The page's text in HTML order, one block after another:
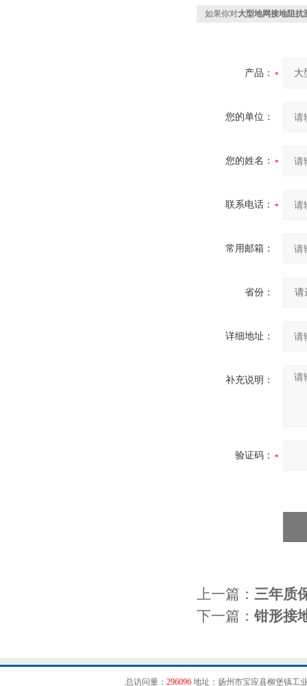
如果你对大型地网接地阻抗
产品：
您的单位：
您的姓名：
联系电话：
常用邮箱：
省份：
详细地址：
补充说明：
验证码：
上一篇： 三年质
下一篇： 钳形接
总访问量： 296096地址：扬州市宝应县柳堡镇工